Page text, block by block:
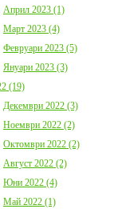
Април 2023 (1)
Март 2023 (4)
Февруари 2023 (5)
Януари 2023 (3)
(19)
Декември 2022 (3)
Ноември 2022 (2)
Октомври 2022 (2)
Август 2022 (2)
Юни 2022 (4)
Май 2022 (1)